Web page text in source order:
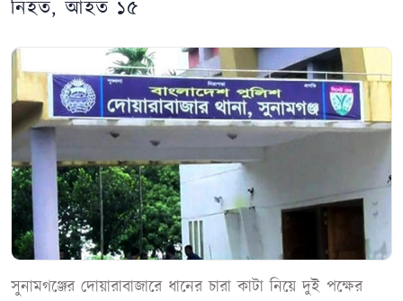
নিহত, আহত ১৫
সুনামগঞ্জের দোয়ারাবাজারে ধানের চারা কাটা নিয়ে দুই পক্ষের